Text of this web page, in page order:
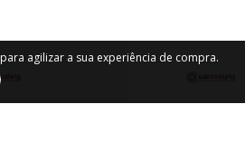
para agilizar a sua experiência de compra.